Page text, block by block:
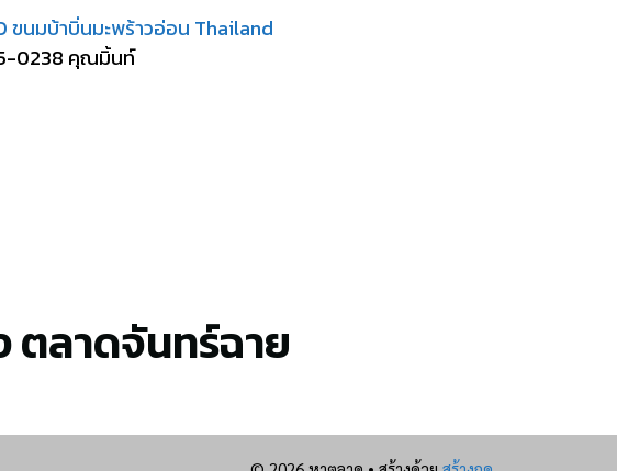
ขนมบ้าบิ่นมะพร้าวอ่อน Thailand
0238 คุณมิ้นท์
ตลาดจันทร์ฉาย